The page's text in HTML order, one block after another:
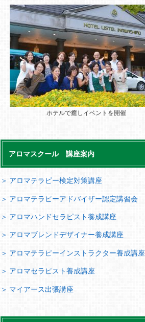
ホテルで癒しイベントを開催
アロマスクール 講座案内
＞ アロマテラピー検定対策講座
＞ アロマテラピーアドバイザー認定講習会
＞ アロマハンドセラピスト養成講座
＞ アロマブレンドデザイナー養成講座
＞ アロマテラピーインストラクター養成講座
＞ アロマセラピスト養成講座
＞ マイアース出張講座